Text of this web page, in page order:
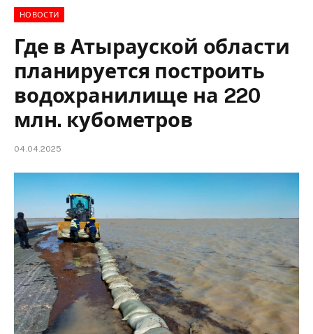
НОВОСТИ
Где в Атырауской области
планируется построить
водохранилище на 220
млн. кубометров
04.04.2025